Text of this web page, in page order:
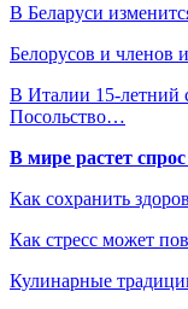
В Беларуси
Белорусов и членов
В Италии 15-летний
Посольство…
В мире растет
Как сохранить
Как стресс может
Кулинарные